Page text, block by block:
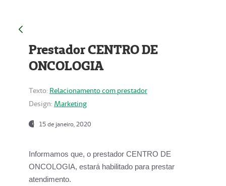
Prestador CENTRO DE
ONCOLOGIA
Texto: Relacionamento com prestador
Design: Marketing
15 de janeiro, 2020
Informamos que, o prestador CENTRO DE
ONCOLOGIA, estará habilitado para prestar
atendimento.